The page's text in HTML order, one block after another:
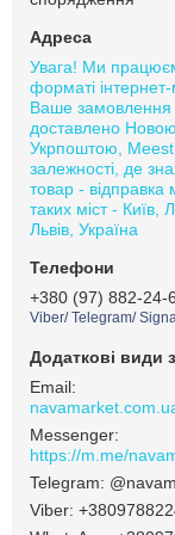
Увага! Ми
форматі інтернет-
Ваше замовлення
доставлено
Укрпоштою,
залежності, де
товар - відправка
таких міст - Київ,
Львів, Україна
+380 (97) 882-24-
Viber/ Telegram/
https://m.me/